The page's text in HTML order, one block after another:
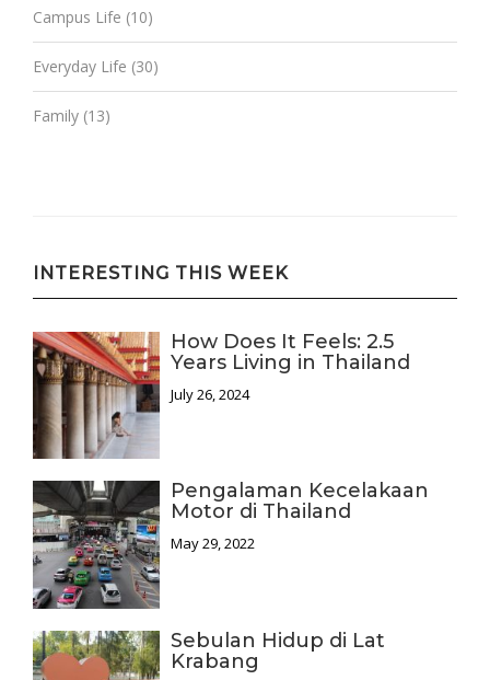
Campus Life (10)
Everyday Life (30)
Family (13)
INTERESTING THIS WEEK
How Does It Feels: 2.5
Years Living in Thailand
July 26, 2024
Pengalaman Kecelakaan
Motor di Thailand
May 29, 2022
Sebulan Hidup di Lat
Krabang